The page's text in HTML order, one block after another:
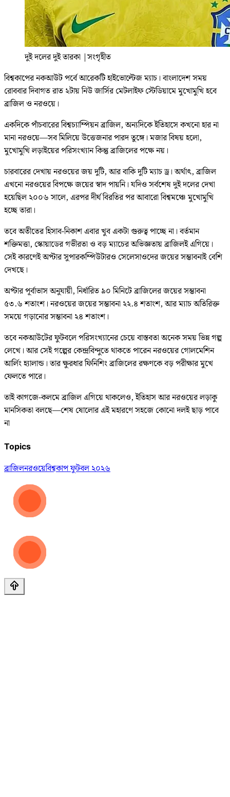
দুই দলের দুই তারকা |সংগৃহীত
বিশ্বকাপের নকআউট পর্বে আরেকটি হাইভোল্টেজ ম্যাচ। বাংলাদেশ সময়
রোববার দিবাগত রাত ২টায় নিউ জার্সির মেটলাইফ স্টেডিয়ামে মুখোমুখি হবে
ব্রাজিল ও নরওয়ে।
একদিকে পাঁচবারের বিশ্বচ্যাম্পিয়ন ব্রাজিল, অন্যদিকে ইতিহাসে কখনো হার না
মানা নরওয়ে—সব মিলিয়ে উত্তেজনার পারদ তুঙ্গে। মজার বিষয় হলো,
মুখোমুখি লড়াইয়ের পরিসংখ্যান কিন্তু ব্রাজিলের পক্ষে নয়।
চারবারের দেখায় নরওয়ের জয় দুটি, আর বাকি দুটি ম্যাচ ড্র। অর্থাৎ, ব্রাজিল
এখনো নরওয়ের বিপক্ষে জয়ের স্বাদ পায়নি। যদিও সর্বশেষ দুই দলের দেখা
হয়েছিল ২০০৬ সালে, এরপর দীর্ঘ বিরতির পর আবারো বিশ্বমঞ্চে মুখোমুখি
হচ্ছে তারা।
তবে অতীতের হিসাব-নিকাশ এবার খুব একটা গুরুত্ব পাচ্ছে না। বর্তমান
শক্তিমত্তা, স্কোয়াডের গভীরতা ও বড় ম্যাচের অভিজ্ঞতায় ব্রাজিলই এগিয়ে।
সেই কারণেই অপ্টার সুপারকম্পিউটারও সেলেসাওদের জয়ের সম্ভাবনাই বেশি
দেখছে।
অপ্টার পূর্বাভাস অনুযায়ী, নির্ধারিত ৯০ মিনিটে ব্রাজিলের জয়ের সম্ভাবনা
৫৩.৬ শতাংশ। নরওয়ের জয়ের সম্ভাবনা ২২.৪ শতাংশ, আর ম্যাচ অতিরিক্ত
সময়ে গড়ানোর সম্ভাবনা ২৪ শতাংশ।
তবে নকআউটের ফুটবলে পরিসংখ্যানের চেয়ে বাস্তবতা অনেক সময় ভিন্ন গল্প
লেখে। আর সেই গল্পের কেন্দ্রবিন্দুতে থাকতে পারেন নরওয়ের গোলমেশিন
আর্লিং হ্যালান্ড। তার ক্ষুরধার ফিনিশিং ব্রাজিলের রক্ষণকে বড় পরীক্ষার মুখে
ফেলতে পারে।
তাই কাগজে-কলমে ব্রাজিল এগিয়ে থাকলেও, ইতিহাস আর নরওয়ের লড়াকু
মানসিকতা বলছে—শেষ ষোলোর এই মহারণে সহজে কোনো দলই ছাড় পাবে
না
Topics
ব্রাজিলনরওয়েবিশ্বকাপ ফুটবল ২০২৬